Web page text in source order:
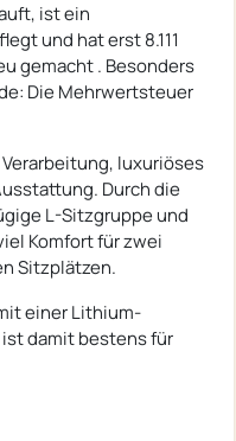
ist ein
und hat erst 8.111
gemacht . Besonders
Die Mehrwertsteuer
luxuriöses
Durch die
L-Sitzgruppe und
Komfort für zwei
Sitzplätzen.
einer Lithium-
damit bestens für